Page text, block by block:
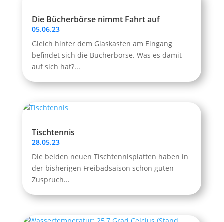
Die Bücherbörse nimmt Fahrt auf
05.06.23
Gleich hinter dem Glaskasten am Eingang
befindet sich die Bücherbörse. Was es damit
auf sich hat?...
Tischtennis
28.05.23
Die beiden neuen Tischtennisplatten haben in
der bisherigen Freibadsaison schon guten
Zuspruch...